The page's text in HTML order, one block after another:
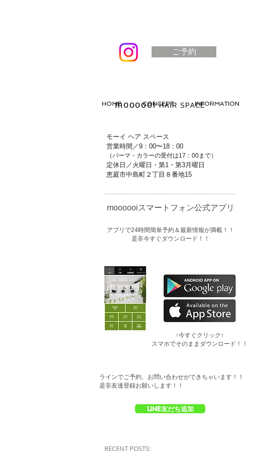
ご予約
HOME CONCEPT INFORMATION
moooooiHAIR SPACE
モーイ ヘア スペース
営業時間／9：00〜18：00
（パーマ・カラーの受付は17：00まで）
定休日／火曜日・第1・第3月曜日
恵庭市中島町２丁目８番地15
moooooiスマートフォン公式アプリ​
​アプリで24時間簡単予約＆最新情報が満載！！
是非今すぐダウンロード！！
​↑今すぐクリック↑
スマホでそのままダウンロード！！
ラインでご予約、お問い合わせができちゃいます！！
是非友達登録お願いします！！
LINE友だち追加
RECENT POSTS: